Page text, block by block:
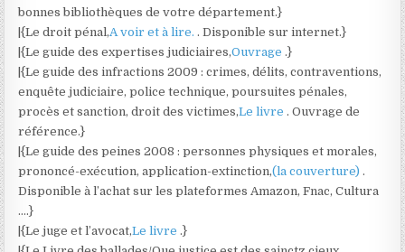
bonnes bibliothèques de votre département.}
|{Le droit pénal,A voir et à lire.. Disponible sur internet.}
|{Le guide des expertises judiciaires,Ouvrage.}
|{Le guide des infractions 2009 : crimes, délits, contraventions,
enquête judiciaire, police technique, poursuites pénales,
procès et sanction, droit des victimes,Le livre. Ouvrage de
référence.}
|{Le guide des peines 2008 : personnes physiques et morales,
prononcé-exécution, application-extinction,(la couverture).
Disponible à l’achat sur les plateformes Amazon, Fnac, Cultura
….}
|{Le juge et l’avocat,Le livre.}